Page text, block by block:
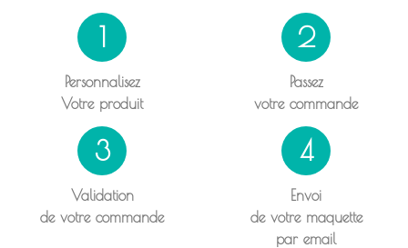
1
Personnalisez
Votre produit
2
Passez
votre commande
3
Validation
de votre commande
4
Envoi
de votre maquette
par email